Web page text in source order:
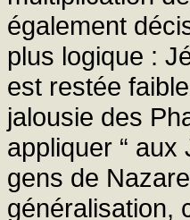
également
plus logique :
est restée
jalousie des
appliquer “
gens de
généralisation,